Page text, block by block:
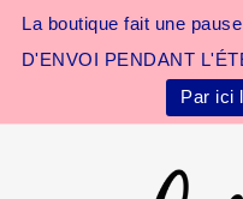
La boutique fait une
D'ENVOI PENDANT
Par ici